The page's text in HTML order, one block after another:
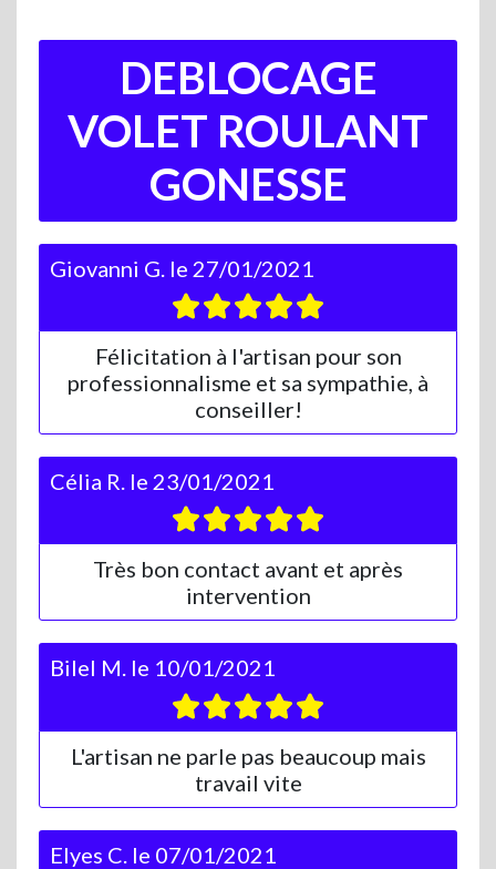
DEBLOCAGE
VOLET ROULANT
GONESSE
Giovanni G. le 27/01/2021
Félicitation à l'artisan pour son
professionnalisme et sa sympathie, à
conseiller!
Célia R. le 23/01/2021
Très bon contact avant et après
intervention
Bilel M. le 10/01/2021
L'artisan ne parle pas beaucoup mais
travail vite
Elyes C. le 07/01/2021